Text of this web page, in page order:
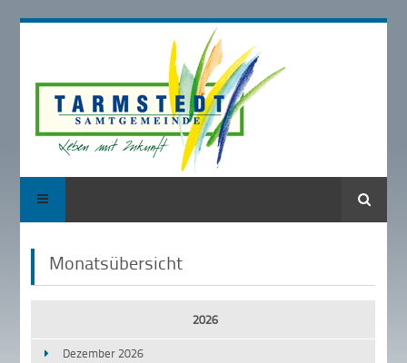
Suche
Monatsübersicht
2026
Dezember 2026